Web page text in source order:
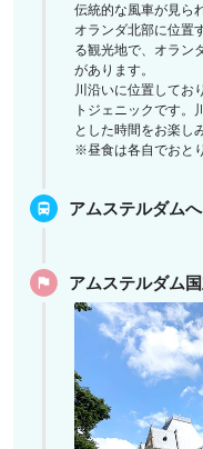
伝統的な風車が見ら
オランダ北部に位置
る観光地で、オラン
があります。
川沿いに位置してお
トジェニックです。
とした時間をお楽し
※昼食は各自でおと
アムステルダムへ
アムステルダム